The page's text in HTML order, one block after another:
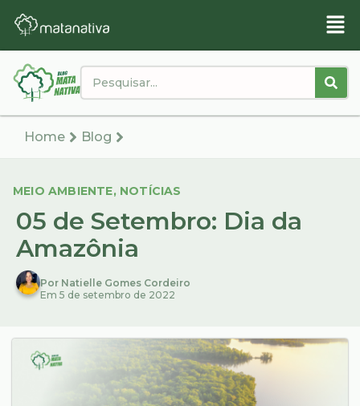
Home Blog
MEIO AMBIENTE, NOTÍCIAS
05 de Setembro: Dia da
Amazônia
Por Natielle Gomes Cordeiro
Em 5 de setembro de 2022